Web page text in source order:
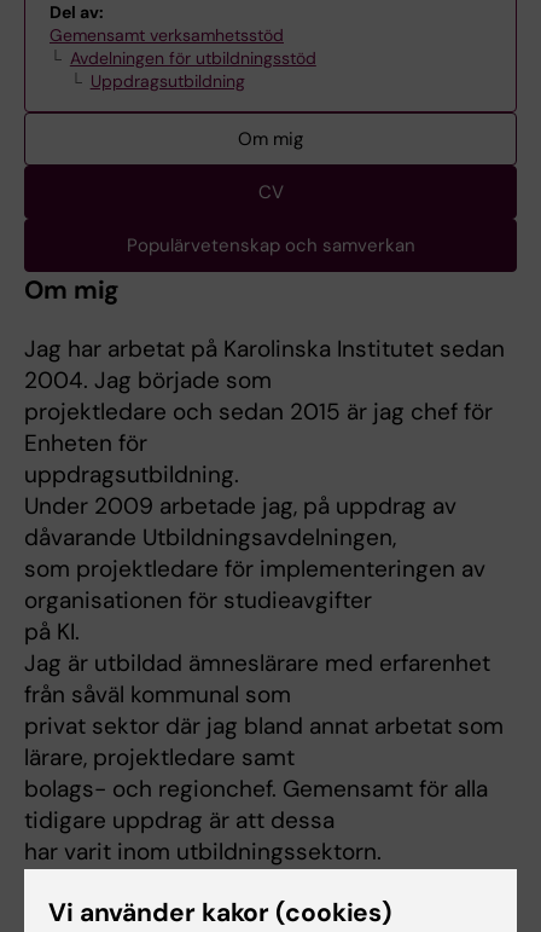
Del av:
Gemensamt verksamhetsstöd
Avdelningen för utbildningsstöd
Uppdragsutbildning
Om mig
CV
Populärvetenskap och samverkan
Om mig
Jag har arbetat på Karolinska Institutet sedan
2004. Jag började som
projektledare och sedan 2015 är jag chef för
Enheten för
uppdragsutbildning.
Under 2009 arbetade jag, på uppdrag av
dåvarande Utbildningsavdelningen,
som projektledare för implementeringen av
organisationen för studieavgifter
på KI.
Jag är utbildad ämneslärare med erfarenhet
från såväl kommunal som
privat sektor där jag bland annat arbetat som
lärare, projektledare samt
bolags- och regionchef. Gemensamt för alla
tidigare uppdrag är att dessa
har varit inom utbildningssektorn.
Vi använder kakor (cookies)